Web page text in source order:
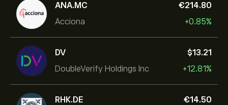
ANA.MC
Acciona
‎€‎214.80
+0.85%
DV
DoubleVerify Holdings Inc
‎$‎13.21
+12.81%
RHK.DE
‎€‎14.50